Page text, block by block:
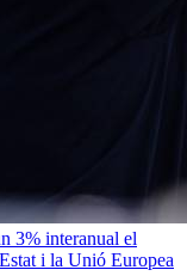
3% interanual el
i la Unió Europea